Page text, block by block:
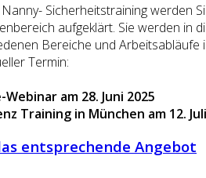
Sicherheitstraining werden
aufgeklärt. Sie werden
Bereiche und
Termin:
am 28. Juni 2025
Training in München am 12.
entsprechende Angebot